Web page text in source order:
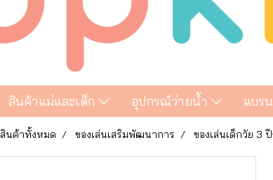
สินค้าแม่และเด็ก อุปกรณ์ว่ายน้ำ แบร
สินค้าทั้งหมด ของเล่นเสริมพัฒนาการ ของเล่นเด็กวัย 3